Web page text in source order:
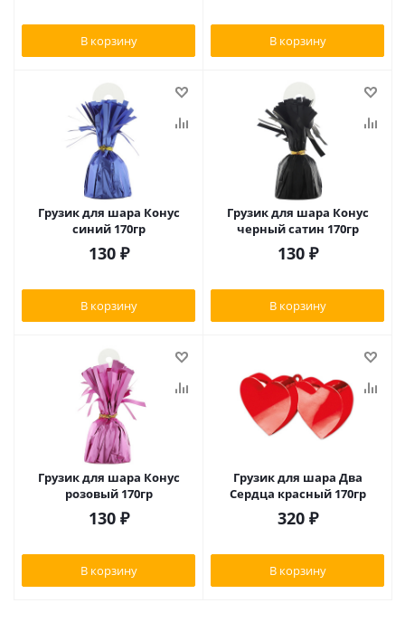
В корзину В корзину
Грузик для шара Конус
синий 170гр
130₽
В корзину
Грузик для шара Конус
черный сатин 170гр
130₽
В корзину
Грузик для шара Конус
розовый 170гр
130₽
В корзину
Грузик для шара Два
Сердца красный 170гр
320₽
В корзину